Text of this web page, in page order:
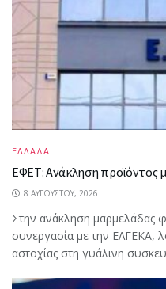
ΕΛΛΑΔΑ
ΕΦΕΤ: Ανάκληση προϊόντος
8 ΑΥΓΟΎΣΤΟΥ, 2026
Στην ανάκληση
συνεργασία με την ΕΛΓΕΚΑ,
αστοχίας στη γυάλινη